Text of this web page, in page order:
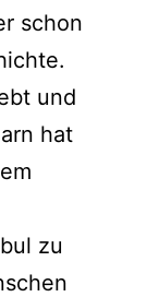
schon
und
hat
zu